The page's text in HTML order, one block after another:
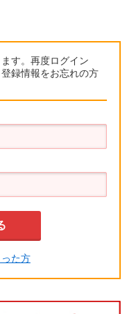
す。再度ログイン
録情報をお忘れの方
た方